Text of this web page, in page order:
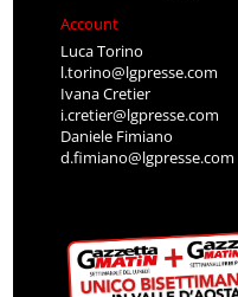
Account
Luca Torino
l.torino@lgpresse.com
Ivana Cretier
i.cretier@lgpresse.com
Daniele Fimiano
d.fimiano@lgpresse.com